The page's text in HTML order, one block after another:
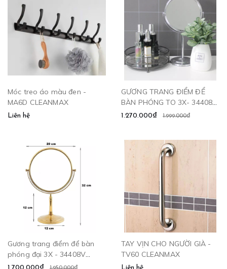
Móc treo áo màu đen -
MA6D CLEANMAX
Liên hệ
GƯƠNG TRANG ĐIỂM ĐỂ
BÀN PHÓNG TO 3X- 34408
CLEANMAX
1.270.000₫ 1.999.000₫
Gương trang điểm để bàn
phóng đại 3X - 34408V
CLEANMAX
TAY VỊN CHO NGƯỜI GIÀ -
TV60 CLEANMAX